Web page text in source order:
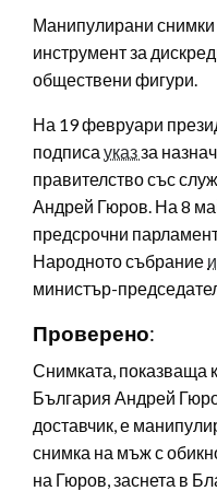
Манипулирани снимки
инструмент за
обществени фигури.
На 19 февруари
подписа указза
правителство със
Андрей Гюров. На 8
предсрочни
Народното събрание
министър-
Проверено:
Снимката, показваща
България Андрей
доставчик, е
снимка на мъж с
на Гюров, заснета в